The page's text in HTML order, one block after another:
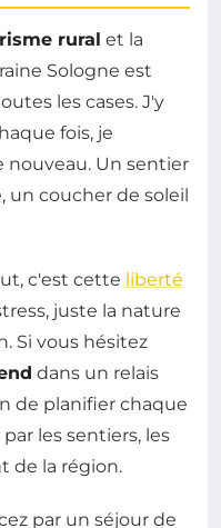
rural et la
Sologne est
les cases. J'y
fois, je
nouveau. Un sentier
un coucher de soleil
c'est cette liberté
juste la nature
Si vous hésitez
dans un relais
de planifier chaque
les sentiers, les
de la région.
par un séjour de